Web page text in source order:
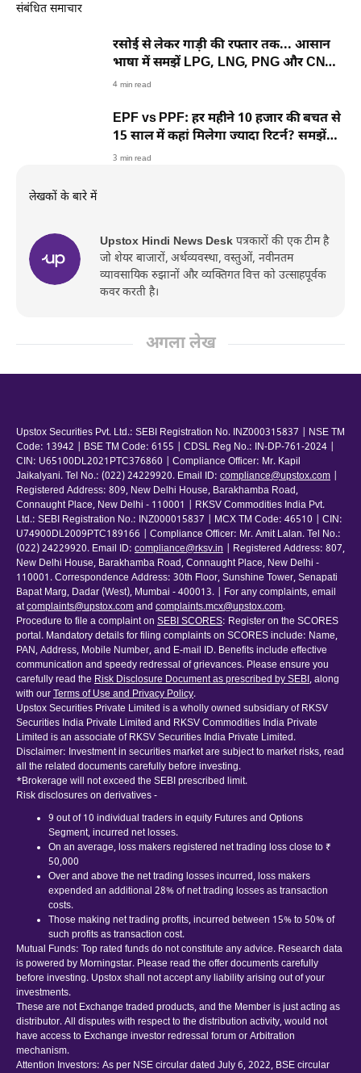
संबंधित समाचार
रसोई से लेकर गाड़ी की रफ्तार तक... आसान
भाषा में समझें LPG, LNG, PNG और CNG
की पूरी कहानी
4 min read
EPF vs PPF: हर महीने 10 हजार की बचत से
15 साल में कहां मिलेगा ज्यादा रिटर्न? समझें
पूरा गणित
3 min read
लेखकों के बारे में
Upstox Hindi News Desk पत्रकारों की एक टीम है
जो शेयर बाजारों, अर्थव्यवस्था, वस्तुओं, नवीनतम
व्यावसायिक रुझानों और व्यक्तिगत वित्त को उत्साहपूर्वक
कवर करती है।
अगला लेख
Upstox Securities Pvt. Ltd.: SEBI Registration No. INZ000315837 | NSE TM
Code: 13942 | BSE TM Code: 6155 | CDSL Reg No.: IN-DP-761-2024 |
CIN: U65100DL2021PTC376860 | Compliance Officer: Mr. Kapil
Jaikalyani. Tel No.: (022) 24229920. Email ID: compliance@upstox.com
Registered Address: 809, New Delhi House, Barakhamba Road,
Connaught Place, New Delhi - 110001 | RKSV Commodities India Pvt.
Ltd.: SEBI Registration No.: INZ000015837 | MCX TM Code: 46510 | CIN:
U74900DL2009PTC189166 | Compliance Officer: Mr. Amit Lalan. Tel No.:
(022) 24229920. Email ID: compliance@rksv.in
| Registered Address: 807,
New Delhi House, Barakhamba Road, Connaught Place, New Delhi -
110001. Correspondence Address: 30th Floor, Sunshine Tower, Senapati
Bapat Marg, Dadar (West), Mumbai - 400013. | For any complaints, email
atcomplaints@upstox.comand complaints.mcx@upstox.com.
Procedure to file a complaint on SEBI SCORES: Register on the SCORES
portal. Mandatory details for filing complaints on SCORES include: Name,
PAN, Address, Mobile Number, and E-mail ID. Benefits include effective
communication and speedy redressal of grievances. Please ensure you
carefully read the Risk Disclosure Document as prescribed by SEBI, along
with ourTerms of Use and Privacy Policy.
Upstox Securities Private Limited is a wholly owned subsidiary of RKSV
Securities India Private Limited and RKSV Commodities India Private
Limited is an associate of RKSV Securities India Private Limited.
Disclaimer: Investment in securities market are subject to market risks, read
all the related documents carefully before investing.
*Brokerage will not exceed the SEBI prescribed limit.
Risk disclosures on derivatives -
9 out of 10 individual traders in equity Futures and Options
Segment, incurred net losses.
On an average, loss makers registered net trading loss close to ₹
50,000
Over and above the net trading losses incurred, loss makers
expended an additional 28% of net trading losses as transaction
costs.
Those making net trading profits, incurred between 15% to 50% of
such profits as transaction cost.
Mutual Funds: Top rated funds do not constitute any advice. Research data
is powered by Morningstar. Please read the offer documents carefully
before investing. Upstox shall not accept any liability arising out of your
investments.
These are not Exchange traded products, and the Member is just acting as
distributor. All disputes with respect to the distribution activity, would not
have access to Exchange investor redressal forum or Arbitration
mechanism.
Attention Investors: As per NSE circular dated July 6, 2022, BSE circular